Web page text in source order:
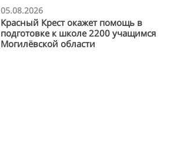
05.08.2026
Красный Крест окажет помощь в
подготовке к школе 2200 учащимся
Могилёвской области